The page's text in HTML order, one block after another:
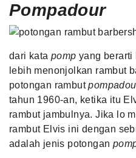
Pompadour
dari katapomp yang
lebih menonjolkan rambut
potongan rambut
tahun 1960-an, ketika itu
rambut jambulnya. Jika lo
rambut Elvis ini dengan
adalah jenis potongan